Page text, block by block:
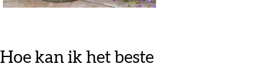
Hoe kan ik het beste